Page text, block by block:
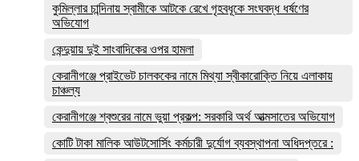
কুমিল্লার চান্দিনায় স্বামীকে আটকে রেখে গৃহবধূকে সংঘবদ্ধ ধর্ষণের
অভিযোগ
কেন্দুয়ায় দুই সাংবাদিকের ওপর হামলা
কেরানীগঞ্জে প্রাইভেট চালককের নামে মিথ্যা স্বীকারোক্তি নিয়ে এলাকায়
চাঞ্চল্য
কেরানীগঞ্জে শ্বশুরের নামে ভুয়া প্রকল্প: সরকারি অর্থ আত্মসাতের অভিযোগ
কোটি টাকা মালিক আউটসোর্সিং কর্মচারী দুর্যোগ ব্যবস্থাপনা অধিদপ্তরে :